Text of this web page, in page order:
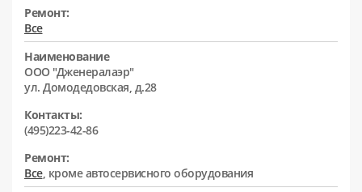
Ремонт:
Все
Наименование
ООО "Дженералаэр"
ул. Домодедовская, д.28
Контакты:
(495)223-42-86
Ремонт:
Все, кроме автосервисного оборудования